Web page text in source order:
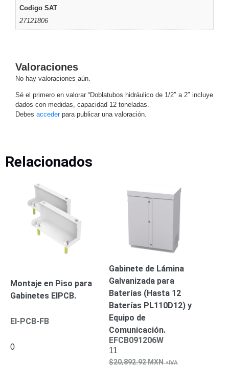
Caja PTZ
/ 4G /
Inalámbricas
HD
TurboHD
/ AHD /
HD-TVI
Ambientes
SalinosAntiexplosiónBalaDomo
-
Analógicas
- TurboHD
TVI / AHD
/ CVI
Drones,
Industriales
Energía
Codigo SAT
27121806
Valoraciones
No hay valoraciones aún.
Sé el primero en valorar “Doblatubos hidráulico de 1/2″ a 2″ incluye
dados con medidas, capacidad 12 toneladas.”
Debes accederpara publicar una valoración.
Relacionados
Montaje en Piso para
Gabinetes EIPCB.
EI-PCB-FB
0
Gabinete de Lámina
Galvanizada para
Baterías (Hasta 12
Baterías PL110D12) y
Equipo de
Comunicación.
EFCB091206W
11
20,892.92MXN